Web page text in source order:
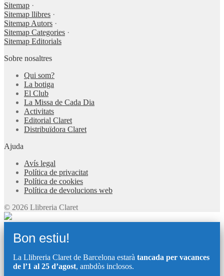
Sitemap ·
Sitemap llibres ·
Sitemap Autors ·
Sitemap Categories ·
Sitemap Editorials
Sobre nosaltres
Qui som?
La botiga
El Club
La Missa de Cada Dia
Activitats
Editorial Claret
Distribuïdora Claret
Ajuda
Avís legal
Política de privacitat
Política de cookies
Política de devolucions web
© 2026 Llibreria Claret
Bon estiu!
La Llibreria Claret de Barcelona estarà tancada per vacances
de l’1 al 25 d’agost, ambdòs inclosos.